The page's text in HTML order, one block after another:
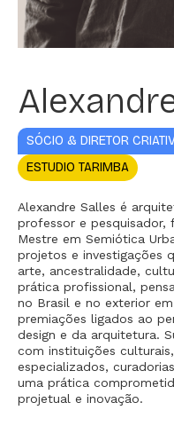
SÓCIO & DIRETOR
ESTUDIO TARIMBA
Alexandre Salles é
professor e pesquisador,
Mestre em Semiótica
projetos e investigações
arte, ancestralidade,
prática profissional,
no Brasil e no exterior
premiações ligados ao
design e da arquitetura.
com instituições
especializados,
uma prática
projetual e inovação.